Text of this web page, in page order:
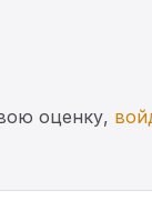
оценку,